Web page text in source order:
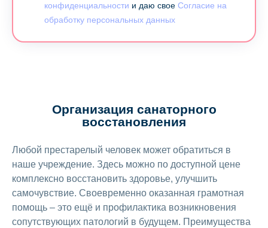
конфиденциальности и даю свое Согласие на
обработку персональных данных
Организация санаторного
восстановления
Любой престарелый человек может обратиться в
наше учреждение. Здесь можно по доступной цене
комплексно восстановить здоровье, улучшить
самочувствие. Своевременно оказанная грамотная
помощь – это ещё и профилактика возникновения
сопутствующих патологий в будущем. Преимущества